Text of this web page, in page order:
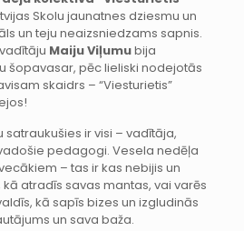
Skolu jaunatnes dziesmu un
un teju neaizsniedzams sapnis.
Maiju Viļumubija
šopavasar, pēc lieliski nodejotās
skaidrs – “Viesturietis”
satraukušies ir visi – vadītāja,
pedagogi. Vesela nedēļa
– tas ir kas nebijis un
atradīs savas mantas, vai varēs
kā sapīs bizes un izgludinās
un sava baža.